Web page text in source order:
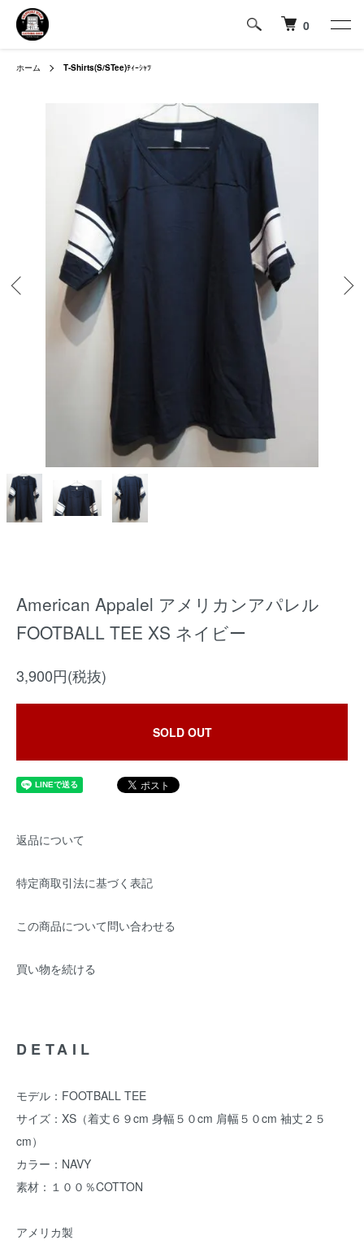
0
ホーム T-Shirts(S/STee)ﾃｨｰｼｬﾂ
American Appalel アメリカンアパレル
FOOTBALL TEE XS ネイビー
3,900円(税抜)
SOLD OUT
返品について
特定商取引法に基づく表記
この商品について問い合わせる
買い物を続ける
DETAIL
モデル：FOOTBALL TEE
サイズ：XS（着丈６９cm 身幅５０cm 肩幅５０cm 袖丈２５
cm）
カラー：NAVY
素材：１００％COTTON
アメリカ製